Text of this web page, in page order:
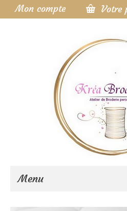
Mon compte Votre
Menu